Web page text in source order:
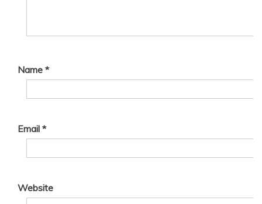
Name *
Email *
Website